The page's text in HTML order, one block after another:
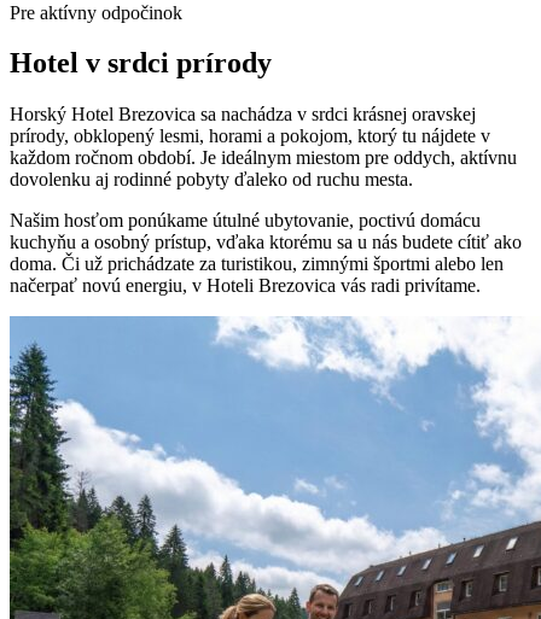
Pre aktívny odpočinok
Hotel v srdci prírody
Horský Hotel Brezovica sa nachádza v srdci krásnej oravskej
prírody, obklopený lesmi, horami a pokojom, ktorý tu nájdete v
každom ročnom období. Je ideálnym miestom pre oddych, aktívnu
dovolenku aj rodinné pobyty ďaleko od ruchu mesta.
Našim hosťom ponúkame útulné ubytovanie, poctivú domácu
kuchyňu a osobný prístup, vďaka ktorému sa u nás budete cítiť ako
doma. Či už prichádzate za turistikou, zimnými športmi alebo len
načerpať novú energiu, v Hoteli Brezovica vás radi privítame.